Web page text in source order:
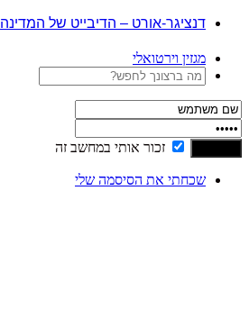
דנציגר-אורט – הדיבייט של המדינה
מגזין וירטואלי
זכור אותי במחשב זה
שכחתי את הסיסמה שלי